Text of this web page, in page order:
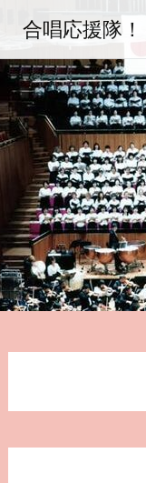
ン
ツ
へ
ス
合唱応援隊！